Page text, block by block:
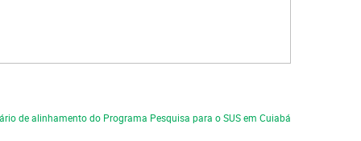
de alinhamento do Programa Pesquisa para o SUS em Cuiabá